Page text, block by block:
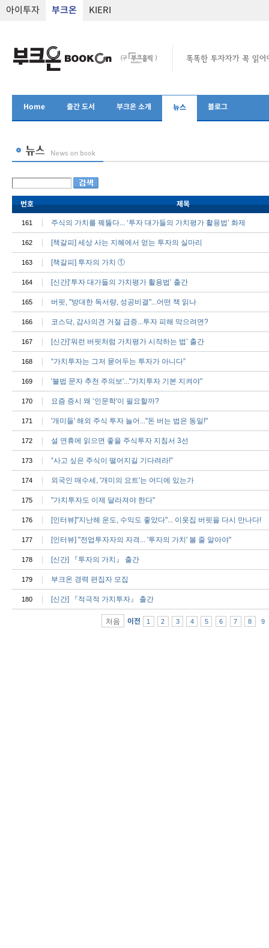
아이투자 부크온 KIERI
Home 출간 도서 부크온 소개 뉴스 블로그
번호 제목
161 주식의 가치를 꿰뚫다... ‘투자 대가들의 가치평가 활용법’ 화제
162 [책갈피] 세상 사는 지혜에서 얻는 투자의 실마리
163 [책갈피] 투자의 가치 ①
164 [신간]‘투자 대가들의 가치평가 활용법’ 출간
165 버핏, "방대한 독서량, 성공비결"...어떤 책 읽나
166 코스닥, 감사의견 거절 급증...투자 피해 막으려면?
167 [신간]‘워런 버핏처럼 가치평가 시작하는 법’ 출간
168 “가치투자는 그저 묻어두는 투자가 아니다”
169 '불법 문자 추천 주의보'..."가치투자 기본 지켜야"
170 요즘 증시 왜 ‘인문학'이 필요할까?
171 '개미들' 해외 주식 투자 늘어..."돈 버는 법은 동일!"
172 설 연휴에 읽으면 좋을 주식투자 지침서 3선
173 “사고 싶은 주식이 떨어지길 기다려라!”
174 외국인 매수세, '개미의 요트'는 어디에 있는가
175 "가치투자도 이제 달라져야 한다"
176 [인터뷰]"지난해 운도, 수익도 좋았다"... 이웃집 버핏을 다시 만나다!
177 [인터뷰] "전업투자자의 자격... '투자의 가치' 볼 줄 알아야"
178 [신간] 『투자의 가치』 출간
179 부크온 경력 편집자 모집
180 [신간] 『적극적 가치투자』 출간
처음 이전 1 2 3 4 5 6 7 8 9